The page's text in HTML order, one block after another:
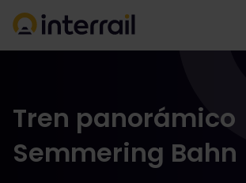
Tren panorámico
Semmering Bahn